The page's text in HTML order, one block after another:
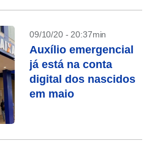
09/10/20 - 20:37min
Auxílio emergencial
já está na conta
digital dos nascidos
em maio